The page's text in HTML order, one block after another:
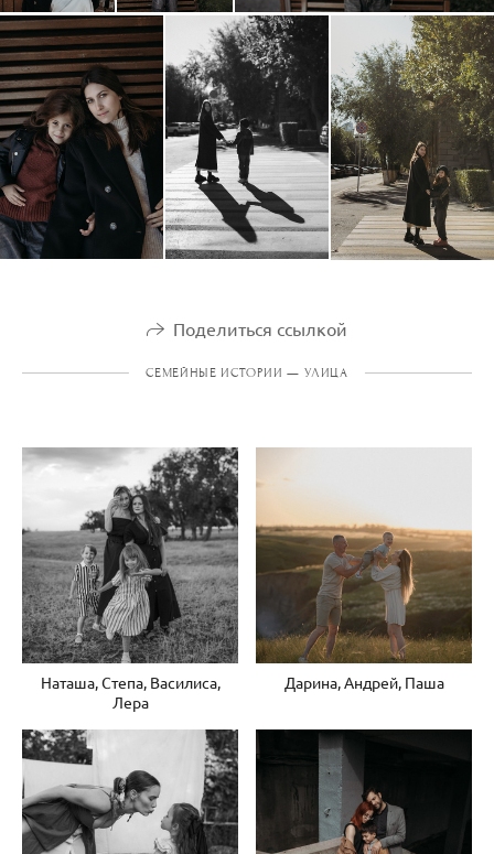
Поделиться ссылкой
СЕМЕЙНЫЕ ИСТОРИИ — УЛИЦА
Наташа, Степа, Василиса,
Лера
Дарина, Андрей, Паша